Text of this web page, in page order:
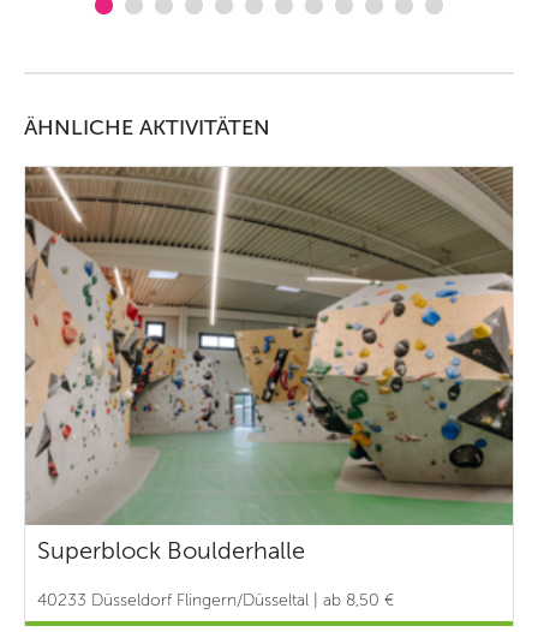
ÄHNLICHE AKTIVITÄTEN
Superblock Boulderhalle
40233 Düsseldorf Flingern/Düsseltal | ab 8,50 €